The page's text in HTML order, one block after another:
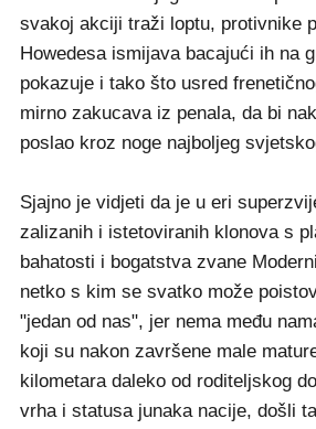
svakoj akciji traži loptu, protivnike
Howedesa ismijava bacajući ih na
pokazuje i tako što usred
mirno zakucava iz penala, da bi
poslao kroz noge najboljeg
Sjajno je vidjeti da je u eri
zalizanih i istetoviranih klonova s
bahatosti i bogatstva zvane
netko s kim se svatko može
"jedan od nas", jer nema među
koji su nakon završene male
kilometara daleko od roditeljskog
vrha i statusa junaka nacije, došli